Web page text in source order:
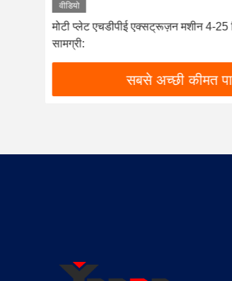
वीडियो
मोटी प्लेट एचडीपीई एक्सट्रूज़न मशीन 4-25
सामग्री:
सबसे अच्छी कीमत